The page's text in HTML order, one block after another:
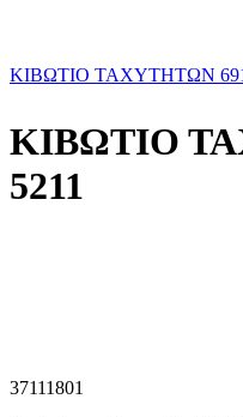
ΚΙΒΩΤΙΟ ΤΑΧΥΤΗΤΩΝ
ΚΙΒΩΤΙΟ
5211
37111801